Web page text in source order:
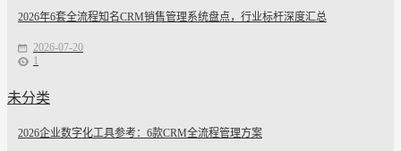
2026年6套全流程知名CRM销售管理系统盘点，行业标杆深度汇总
2026-07-20
1
未分类
2026企业数字化工具参考：6款CRM全流程管理方案